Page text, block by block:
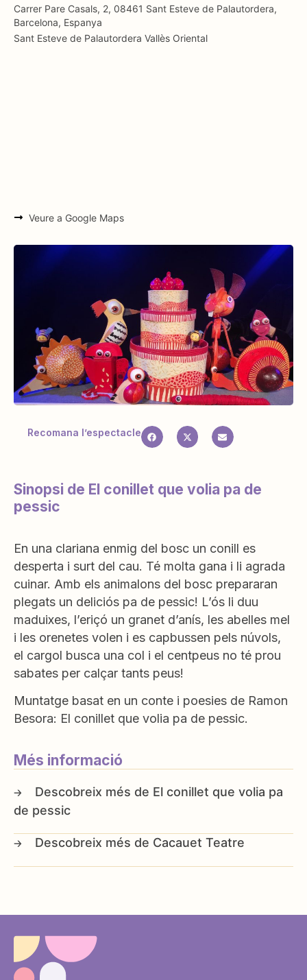
Carrer Pare Casals, 2, 08461 Sant Esteve de Palautordera,
Barcelona, Espanya
Sant Esteve de Palautordera Vallès Oriental
Veure a Google Maps
Recomana l’espectacle
Sinopsi de El conillet que volia pa de
pessic
En una clariana enmig del bosc un conill es
desperta i surt del cau. Té molta gana i li agrada
cuinar. Amb els animalons del bosc prepararan
plegats un deliciós pa de pessic! L’ós li duu
maduixes, l’eriçó un granet d’anís, les abelles mel
i les orenetes volen i es capbussen pels núvols,
el cargol busca una col i el centpeus no té prou
sabates per calçar tants peus!
Muntatge basat en un conte i poesies de Ramon
Besora: El conillet que volia pa de pessic.
Més informació
El conillet que volia pa
de pessic
Cacauet Teatre